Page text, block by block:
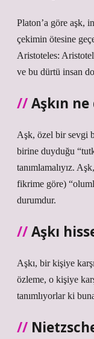
Platon’a göre aşk,
çekimin ötesine
Aristoteles:
ve bu dürtü insan
Aşkın
Aşk, özel bir sevgi
birine duyduğu
tanımlamalıyız.
fikrime göre)
durumdur.
Aşkı
Aşkı, bir kişiye
özleme, o kişiye
tanımlıyorlar ki